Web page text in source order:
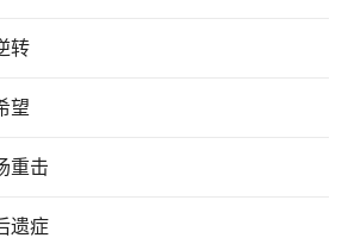
转
望
重击
遗症